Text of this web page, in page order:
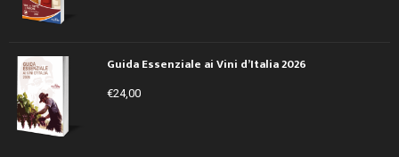
Guida Essenziale ai Vini d’Italia 2026
€24,00